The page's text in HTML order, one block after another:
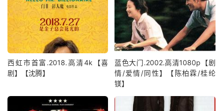
西虹市首富.2018.高清4k【喜
剧】【沈腾】
蓝色大门.2002.高清1080p【剧
情/爱情/同性】【陈柏霖/桂纶
镁】